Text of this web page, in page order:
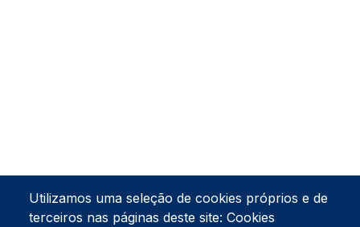
Utilizamos uma seleção de cookies próprios e de
terceiros nas páginas deste site: Cookies